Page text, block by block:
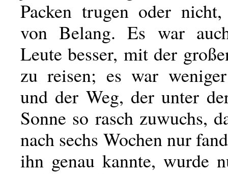
Packen trugen oder
von Belang. Es war
Leute besser, mit der
zu reisen; es war
und der Weg, der unter
Sonne so rasch zuwuchs,
nach sechs Wochen nur
ihn genau kannte, wurde